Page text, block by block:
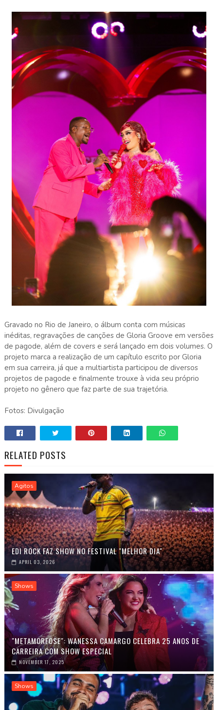
Gravado no Rio de Janeiro, o álbum conta com músicas
inéditas, regravações de canções de Gloria Groove em versões
de pagode, além de covers e será lançado em dois volumes. O
projeto marca a realização de um capítulo escrito por Gloria
em sua carreira, já que a multiartista participou de diversos
projetos de pagode e finalmente trouxe à vida seu próprio
projeto no gênero que faz parte de sua trajetória.
Fotos: Divulgação
RELATED POSTS
Agitos
EDI ROCK FAZ SHOW NO FESTIVAL "MELHOR DIA"
APRIL 03, 2026
Shows
"METAMORFOSE": WANESSA CAMARGO CELEBRA 25 ANOS DE
CARREIRA COM SHOW ESPECIAL
NOVEMBER 17, 2025
Shows